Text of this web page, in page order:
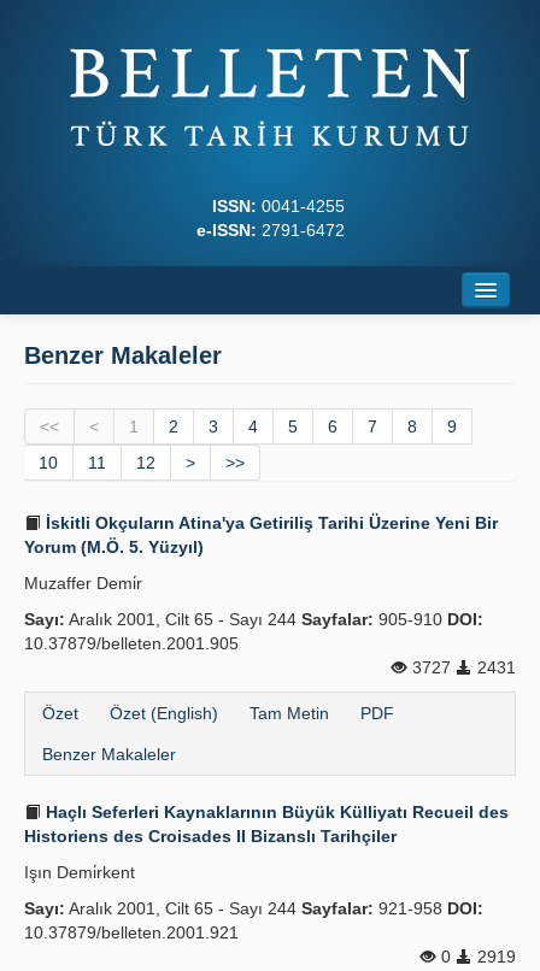
ISSN: 0041-4255
e-ISSN: 2791-6472
Dergi Kurulları
Yazım Kuralları
İlkeler
Kılavuzlar
Benzer Makaleler
<< < 1 2 3 4 5 6 7 8
9
10
11 12 > >>
İskitli Okçuların Atina'ya Getiriliş Tarihi Üzerine Yeni Bir
Yorum (M.Ö. 5. Yüzyıl)
Muzaffer Demi̇r
Sayı: Aralık 2001, Cilt 65 - Sayı 244 Sayfalar: 905-910 DOI:
10.37879/belleten.2001.905
3727
2431
Özet Özet (English) Tam Metin PDF
Benzer Makaleler
Haçlı Seferleri Kaynaklarının Büyük Külliyatı Recueil des
Historiens des Croisades II Bizanslı Tarihçiler
Işın Demi̇rkent
Sayı: Aralık 2001, Cilt 65 - Sayı 244 Sayfalar: 921-958 DOI:
10.37879/belleten.2001.921
0
2919